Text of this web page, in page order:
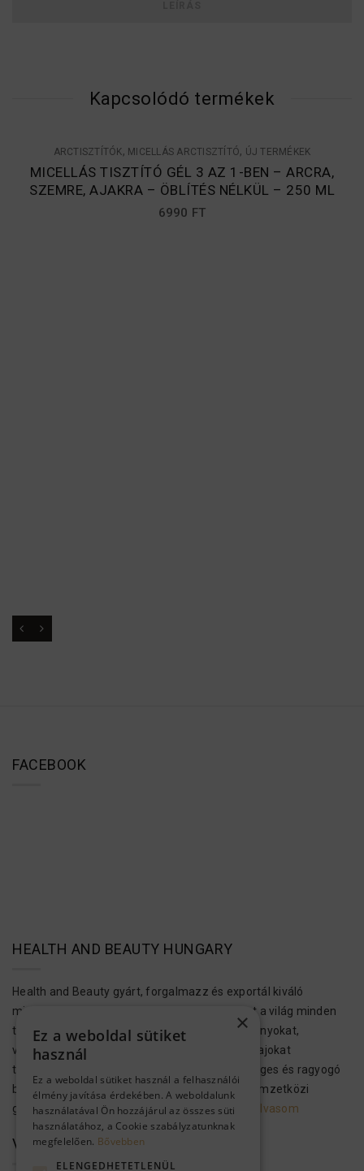
Kapcsolódó termékek
ARCTISZTÍTÓK, MICELLÁS ARCTISZTÍTÓ, ÚJ TERMÉKEK
MICELLÁS TISZTÍTÓ GÉL 3 AZ 1-BEN – ARCRA,
SZEMRE, AJAKRA – ÖBLÍTÉS NÉLKÜL – 250 ML
6990 FT
FACEBOOK
HEALTH AND BEAUTY HUNGARY
Health and Beauty gyárt, forgalmazz és exportál kiváló
minőségű bőr-, test- és hajápolási termékeket a világ minden
tájára. Ezek a kozmetikumok Holt-tengeri ásványokat,
vitaminokat, növényi kivonatokat és aromás olajokat
tartalmaznak, hogy megvalósítsák az egészséges és ragyogó
bőrt és hajat. A H&B kozmetikai termékek a nemzetközi
gyártási előírásoknak megfelelően…..Tovább olvasom
VEVŐSZOLGÁLAT
×
Ez a weboldal sütiket
használ
Ez a weboldal sütiket használ a felhasználói
élmény javítása érdekében. A weboldalunk
használatával Ön hozzájárul az összes süti
használatához, a Cookie szabályzatunknak
megfelelően. Bővebben
ELENGEDHETETLENÜL